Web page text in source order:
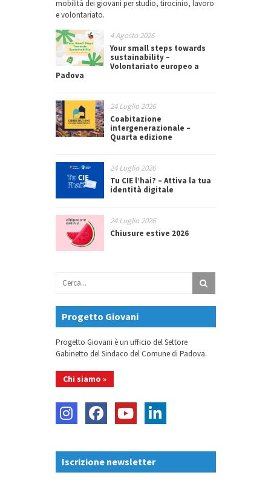
mobilità dei giovani per studio, tirocinio, lavoro
e volontariato.
4 Agosto 2026
Your small steps towards
sustainability –
Volontariato europeo a
Padova
24 Luglio 2026
Coabitazione
intergenerazionale –
Quarta edizione
24 Luglio 2026
Tu CIE l’hai? – Attiva la tua
identità digitale
24 Luglio 2026
Chiusure estive 2026
Progetto Giovani
Progetto Giovani è un ufficio del Settore
Gabinetto del Sindaco del Comune di Padova.
Chi siamo »
Iscrizione newsletter